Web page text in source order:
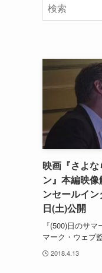
映画『さよ
ン』本編映
ンセールイ
日(土)公開
『(500)日のサ
マーク・ウェブ
2018.4.13